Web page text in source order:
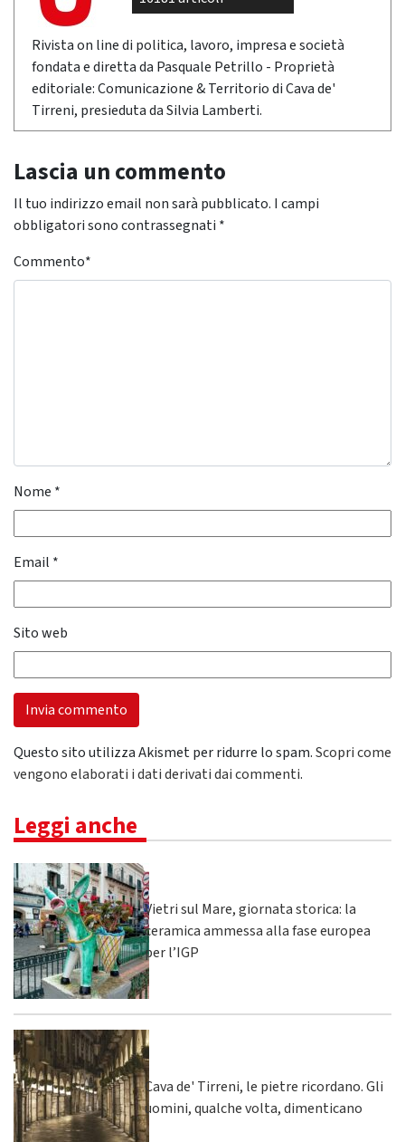
Rivista on line di politica, lavoro, impresa e società
fondata e diretta da Pasquale Petrillo - Proprietà
editoriale: Comunicazione & Territorio di Cava de'
Tirreni, presieduta da Silvia Lamberti.
Lascia un commento
Il tuo indirizzo email non sarà pubblicato. I campi
obbligatori sono contrassegnati *
Commento*
Nome *
Email *
Sito web
Questo sito utilizza Akismet per ridurre lo spam.Scopri come
vengono elaborati i dati derivati dai commenti.
Leggi anche
Vietri sul Mare, giornata storica: la
ceramica ammessa alla fase europea
per l’IGP
Cava de' Tirreni, le pietre ricordano. Gli
uomini, qualche volta, dimenticano